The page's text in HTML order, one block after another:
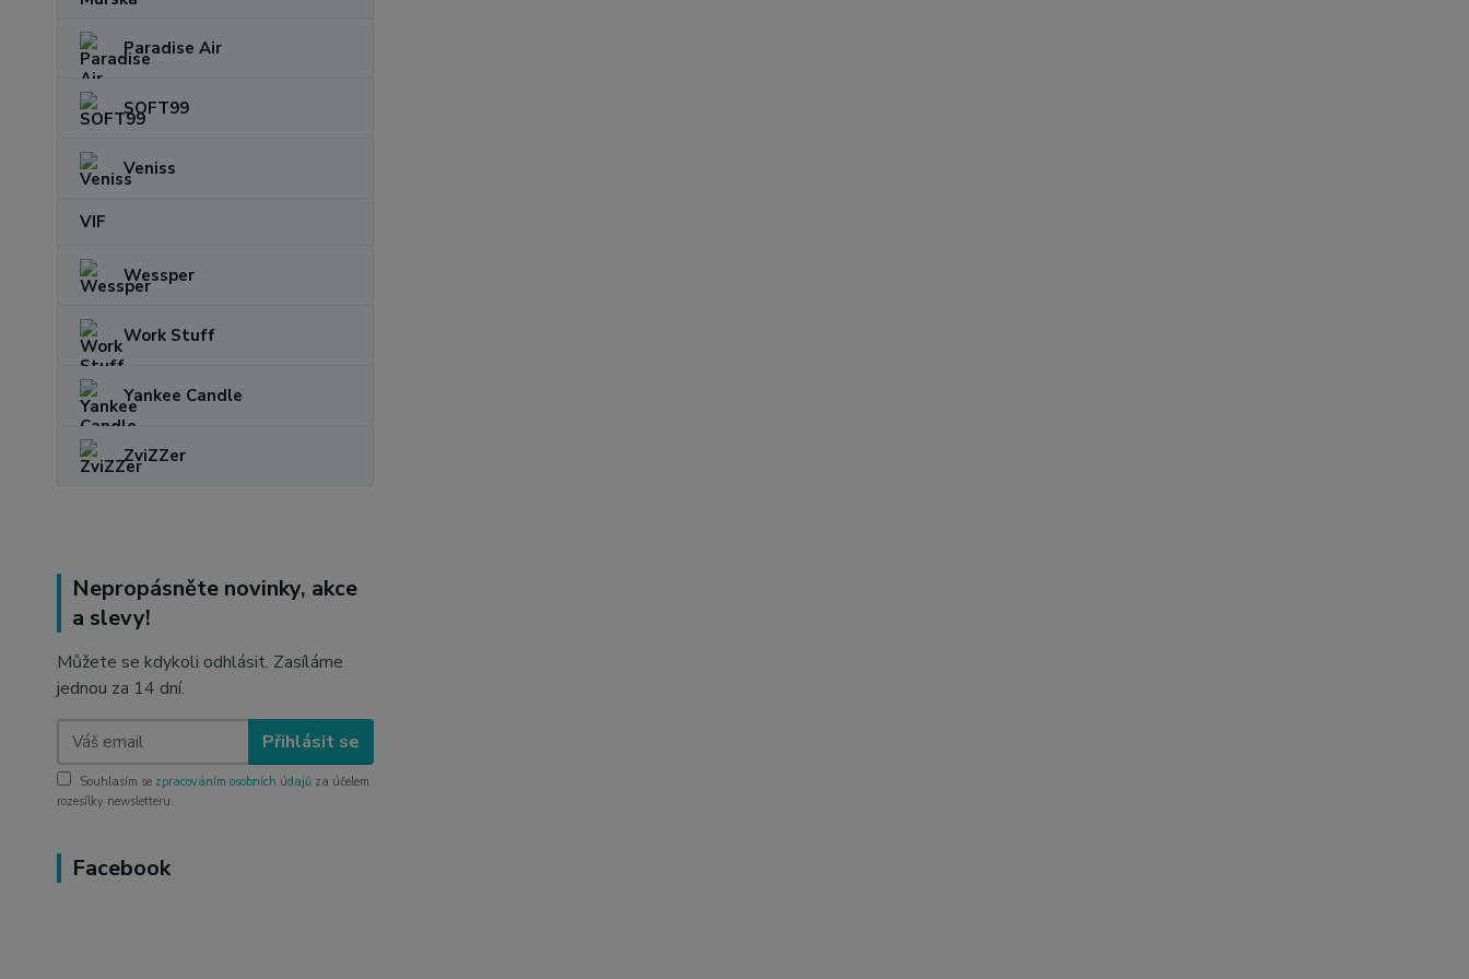
Paradise Air
SOFT99
Veniss
VIF
Wessper
Work Stuff
Yankee Candle
ZviZZer
Nepropásněte novinky, akce
a slevy!
Můžete se kdykoli odhlásit. Zasíláme
jednou za 14 dní.
Přihlásit se
Souhlasím se zpracováním osobních údajů za účelem
rozesílky newsletteru.
Facebook